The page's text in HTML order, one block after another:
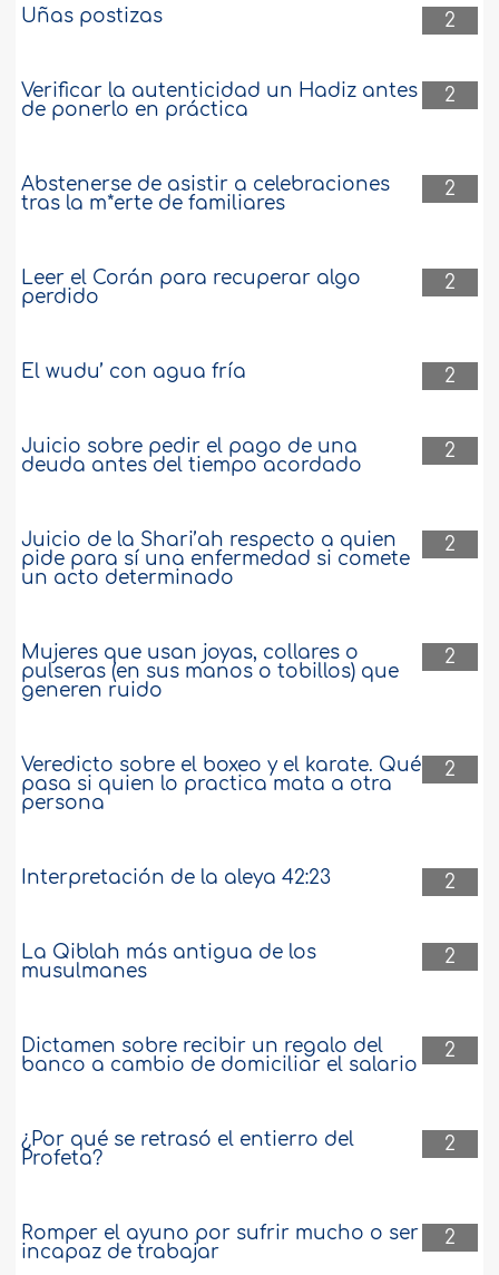
2
Uñas postizas
2
Verificar la autenticidad un Hadiz antes
de ponerlo en práctica
2
Abstenerse de asistir a celebraciones
tras la m*erte de familiares
2
Leer el Corán para recuperar algo
perdido
2
El wudu’ con agua fría
2
Juicio sobre pedir el pago de una
deuda antes del tiempo acordado
2
Juicio de la Shari’ah respecto a quien
pide para sí una enfermedad si comete
un acto determinado
2
Mujeres que usan joyas, collares o
pulseras (en sus manos o tobillos) que
generen ruido
2
Veredicto sobre el boxeo y el karate. Qué
pasa si quien lo practica mata a otra
persona
2
Interpretación de la aleya 42:23
2
La Qiblah más antigua de los
musulmanes
2
Dictamen sobre recibir un regalo del
banco a cambio de domiciliar el salario
2
¿Por qué se retrasó el entierro del
Profeta?
2
Romper el ayuno por sufrir mucho o ser
incapaz de trabajar